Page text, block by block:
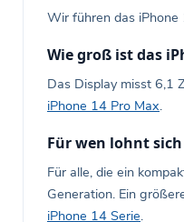
Wir führen das iPhone
Wie groß ist das
Das Display misst 6,1
iPhone 14 Pro Max.
Für wen lohnt sich
Für alle, die ein
Generation. Ein
iPhone 14 Serie.